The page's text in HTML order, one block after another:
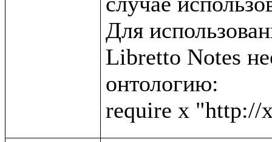
Для
Libretto Notes
онтологию: